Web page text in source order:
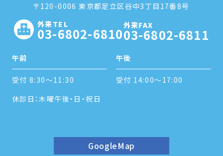
〒120-0006 東京都足立区谷中3丁目17番8号
外来TEL
03-6802-6810外来FAX
03-6802-6811
午前
受付 8:30～11:30
午後
受付 14:00～17:00
休診日：木曜午後・日・祝日
GoogleMap